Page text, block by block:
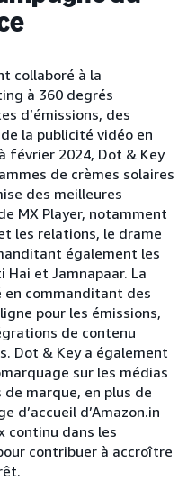
collaboré à la
à 360 degrés
d’émissions, des
la publicité vidéo en
février 2024, Dot & Key
de crèmes solaires
des meilleures
MX Player, notamment
les relations, le drame
également les
Hai et Jamnapaar. La
en commanditant des
pour les émissions,
de contenu
Dot & Key a également
sur les médias
marque, en plus de
d’accueil d’Amazon.in
continu dans les
contribuer à accroître